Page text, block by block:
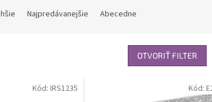
Najpredávanejšie Abecedne
OTVORIŤ FILTER
Kód: IRS1235 Kód: